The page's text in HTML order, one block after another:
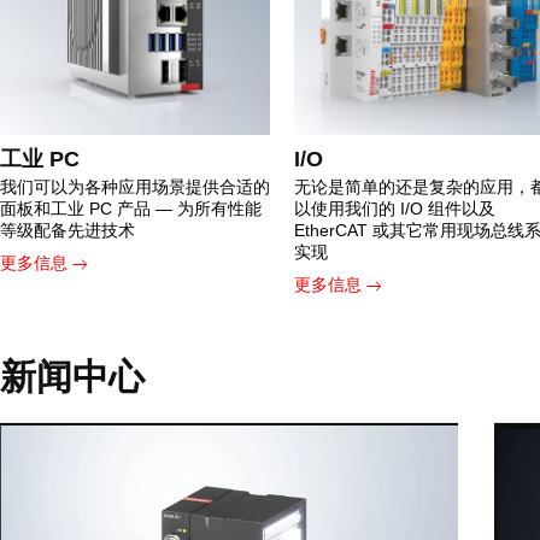
工业 PC
我们可以为各种应用场景提供合适的
面板和工业 PC 产品 — 为所有性能
等级配备先进技术
更多信息
I/O
无论是简单的还是复杂的应用，
以使用我们的 I/O 组件以及
EtherCAT 或其它常用现场总线
实现
更多信息
新闻中心